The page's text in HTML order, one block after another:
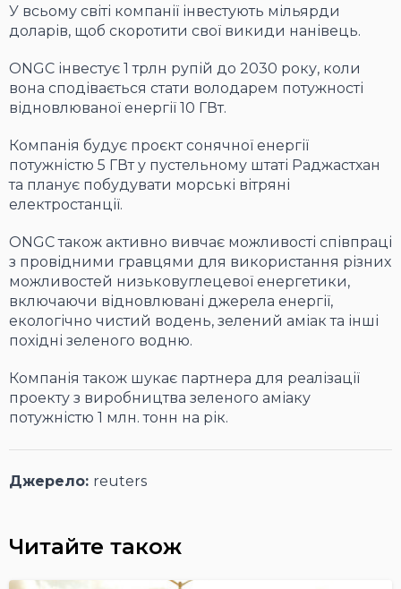
У всьому світі компанії інвестують мільярди
доларів, щоб скоротити свої викиди нанівець.
ONGC інвестує 1 трлн рупій до 2030 року, коли
вона сподівається стати володарем потужності
відновлюваної енергії 10 ГВт.
Компанія будує проєкт сонячної енергії
потужністю 5 ГВт у пустельному штаті Раджастхан
та планує побудувати морські вітряні
електростанції.
ONGC також активно вивчає можливості співпраці
з провідними гравцями для використання різних
можливостей низьковуглецевої енергетики,
включаючи відновлювані джерела енергії,
екологічно чистий водень, зелений аміак та інші
похідні зеленого водню.
Компанія також шукає партнера для реалізації
проекту з виробництва зеленого аміаку
потужністю 1 млн. тонн на рік.
Джерело: reuters
Читайте також